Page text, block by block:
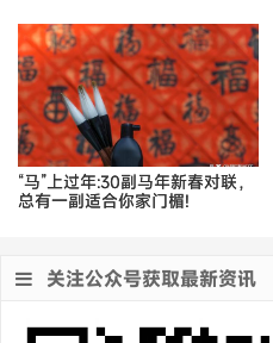
“马”上过年:30副马年新春对联，
总有一副适合你家门楣!
关注公众号获取最新资讯